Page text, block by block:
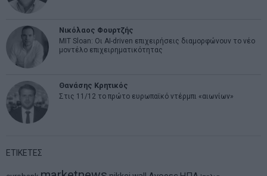
Νικόλαος Φουρτζής
MIT Sloan: Οι AI-driven επιχειρήσεις διαμορφώνουν το νέο
μοντέλο επιχειρηματικότητας
Θανάσης Κρητικός
Στις 11/12 το πρώτο ευρωπαϊκό ντέρμπι «αιωνίων»
ΕΤΙΚΕΤΕΣ